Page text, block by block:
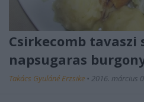
Csirkecomb tavaszi
napsugaras
Takács Gyuláné Erzsike • 2016. március